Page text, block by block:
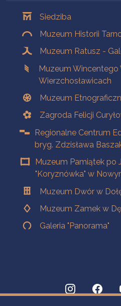
Siedziba
Muzeum Historii
Muzeum Ratusz -
Muzeum Wincentego
Wierzchosławicach
Muzeum
Zagroda Felicji
Regionalne Centrum
bryg. Zdzisława
Muzeum Pamiątek po
"Koryznówka" w
Muzeum Dwór w
Muzeum Zamek w
Galeria "Panorama"